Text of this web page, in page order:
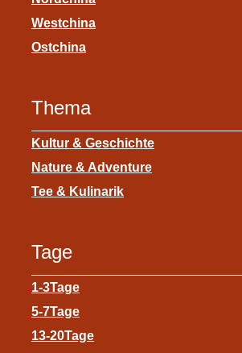
Westchina
Ostchina
Thema
Kultur & Geschichte
Nature & Adventure
Tee & Kulinarik
Tage
1-3Tage
5-7Tage
13-20Tage